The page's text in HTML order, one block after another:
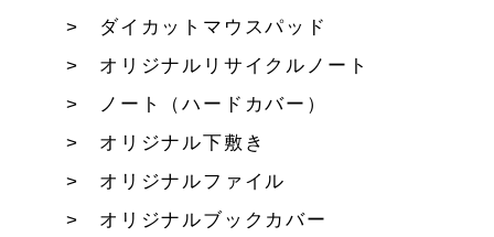
ダイカットマウスパッド
オリジナルリサイクルノート
ノート（ハードカバー）
オリジナル下敷き
オリジナルファイル
オリジナルブックカバー